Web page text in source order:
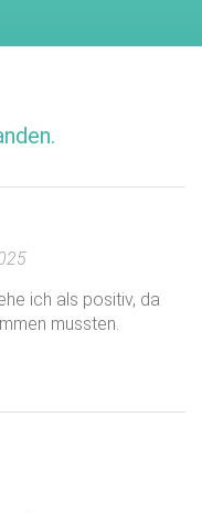
ich als positiv, da
mussten.